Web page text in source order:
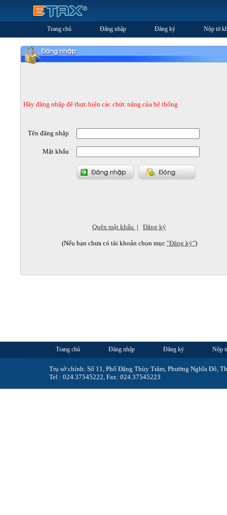
Trang chủ Đăng nhập Đăng ký Nộp tờ
Hãy đăng nhập để thực hiện các chức năng của hệ thống
Tên đăng nhập
Mật khẩu
Quên mật khẩu | Đăng ký
(Nếu bạn chưa có tài khoản chọn mục "Đăng ký")
Trang chủ Đăng nhập Đăng ký Nộp
Trụ sở chính: Số 11, Phố Đặng Thùy Trâm, Phường Nghĩa Đô,
Tel : 024.37545222, Fax: 024.37545223